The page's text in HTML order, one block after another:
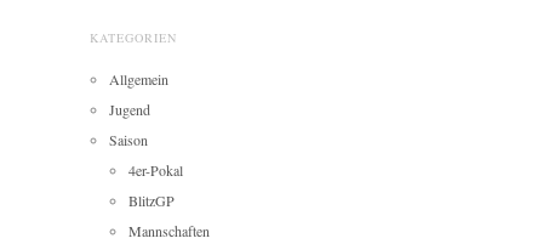
KATEGORIEN
Allgemein
Jugend
Saison
4er-Pokal
BlitzGP
Mannschaften